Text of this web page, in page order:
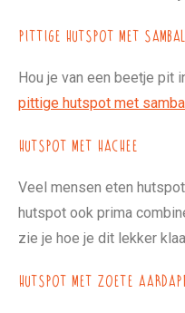
Pittige hutspot met sambal
Hou je van een beetje pit
pittige hutspot met sambal
Hutspot met hachee
Veel mensen eten
hutspot ook prima
zie je hoe je dit lekker
Hutspot met zoete